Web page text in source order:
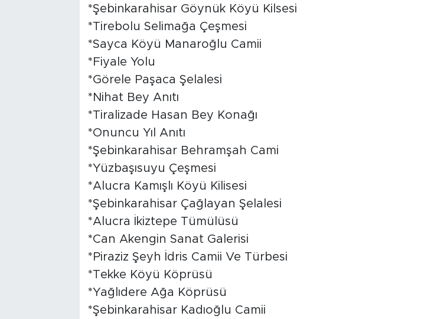
*Şebinkarahisar Göynük Köyü Kilsesi
*Tirebolu Selimağa Çeşmesi
*Sayca Köyü Manaroğlu Camii
*Fiyale Yolu
*Görele Paşaca Şelalesi
*Nihat Bey Anıtı
*Tiralizade Hasan Bey Konağı
*Onuncu Yıl Anıtı
*Şebinkarahisar Behramşah Cami
*Yüzbaşısuyu Çeşmesi
*Alucra Kamışlı Köyü Kilisesi
*Şebinkarahisar Çağlayan Şelalesi
*Alucra İkiztepe Tümülüsü
*Can Akengin Sanat Galerisi
*Piraziz Şeyh İdris Camii Ve Türbesi
*Tekke Köyü Köprüsü
*Yağlıdere Ağa Köprüsü
*Şebinkarahisar Kadıoğlu Camii